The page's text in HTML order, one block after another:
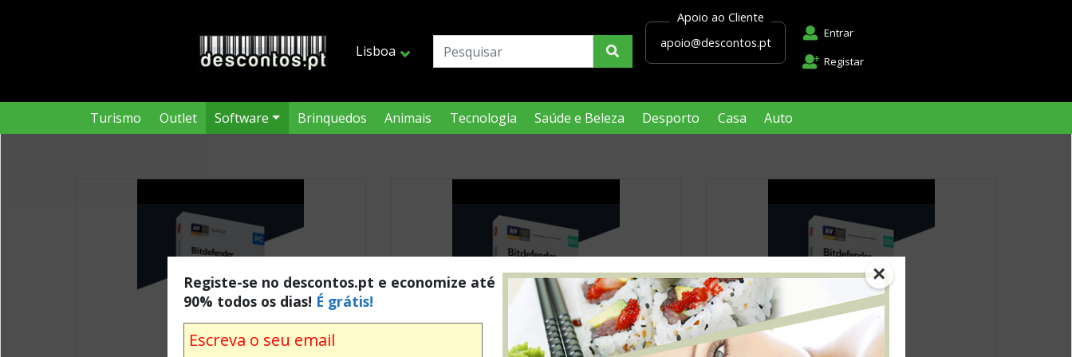
Lisboa
Apoio ao Cliente
apoio@descontos.pt
Entrar
Registar
Turismo Outlet Software Brinquedos Animais Tecnologia Saúde e Beleza Desporto Casa Auto
×
Registe-se no descontos.pt e economize até
90% todos os dias! É grátis!